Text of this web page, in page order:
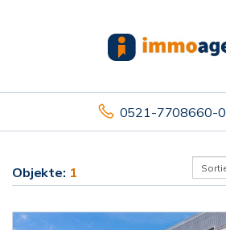
0521-7708660-0
Objekte: 1